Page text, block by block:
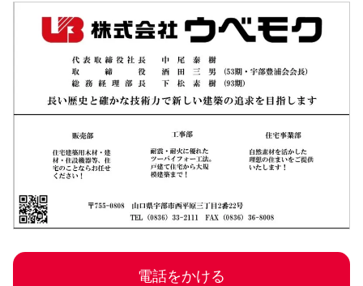
電話をかける